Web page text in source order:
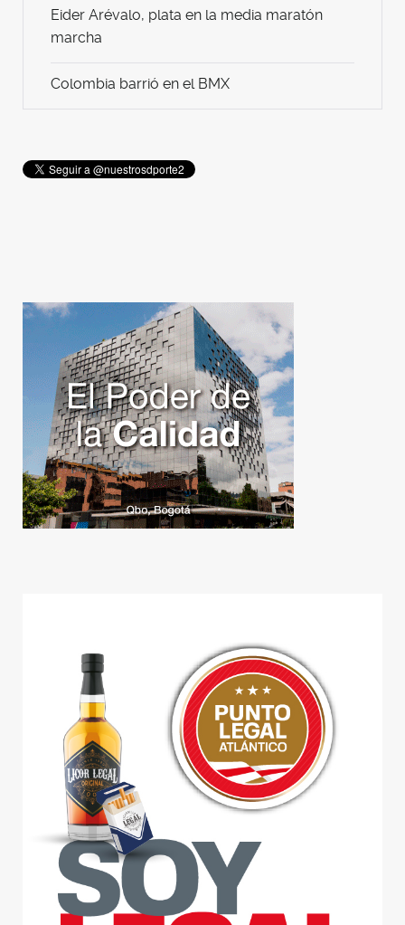
Eider Arévalo, plata en la media maratón
marcha
Colombia barrió en el BMX